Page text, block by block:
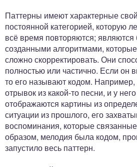
Паттерны имеют характерные
постоянной категорией, которую
всё время повторяются; являются
созданными алгоритмами,
сложно скорректировать. Они
полностью или частично. Если он
то его называют кодом.
отрывок из какой-то песни, и у
отображаются картины из
ситуации из прошлого, его
воспоминания, которые
образом, мелодия была кодом,
запустило весь паттерн.